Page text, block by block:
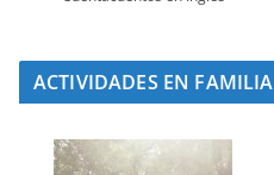
ACTIVIDADES EN FAMILIA